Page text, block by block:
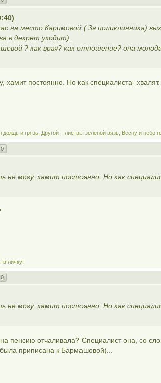
на место Каримовой ( 3я поликлинника)
в декрет уходит).
? как врач? как отношение? она
хамит постоянно. Но как специалиста- хвалят.
и грязь. Другой – листвы зелёной вязь, Весну и небо
0
не могу, хамит постоянно. Но как
в личку!
0
не могу, хамит постоянно. Но как
пенсию отчаливала? Специалист она, со
приписана к Бармашовой)...